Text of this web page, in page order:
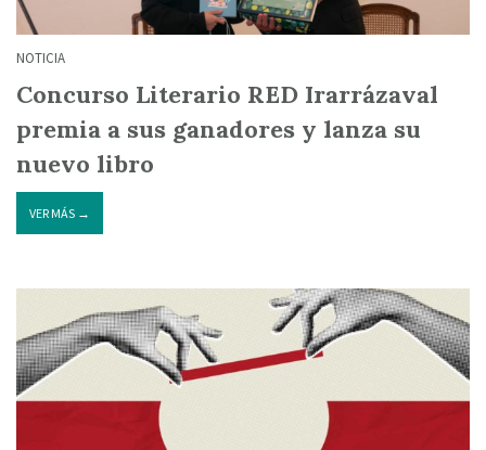
NOTICIA
Concurso Literario RED Irarrázaval
premia a sus ganadores y lanza su
nuevo libro
VER MÁS →